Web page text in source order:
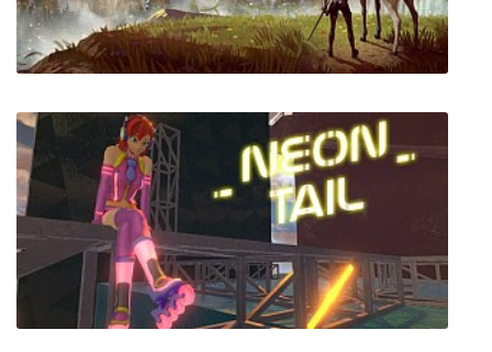
Dwarf Tower
Decay of Logos